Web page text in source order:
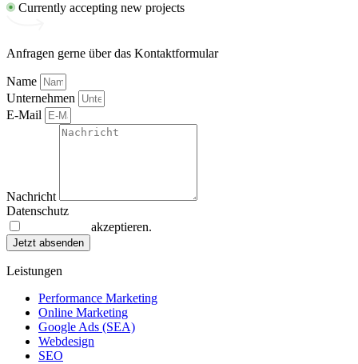
Currently accepting new projects
Anfragen gerne über das Kontaktformular
Name
Unternehmen
E-Mail
Nachricht
Datenschutz
akzeptieren.
Jetzt absenden
Leistungen
Performance Marketing
Online Marketing
Google Ads (SEA)
Webdesign
SEO